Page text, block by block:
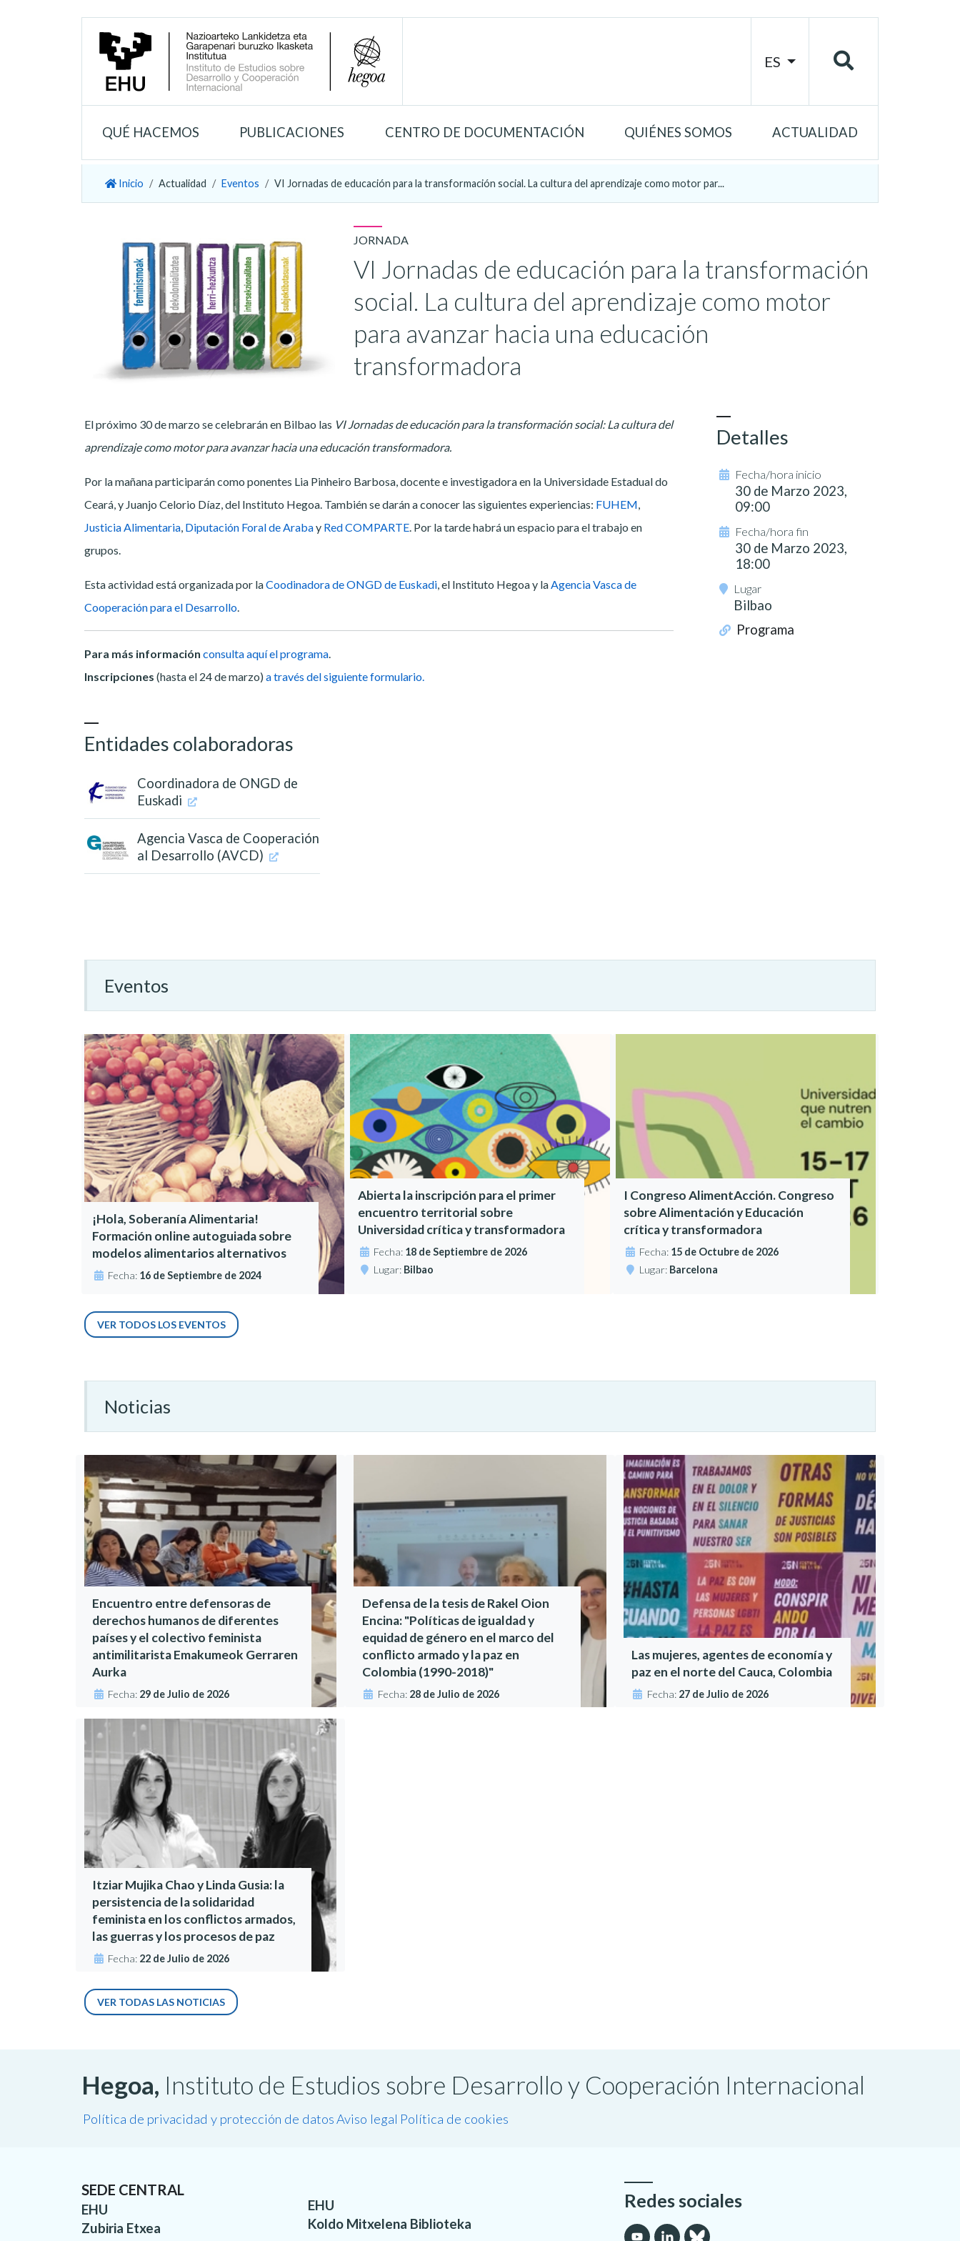
ES
QUÉ HACEMOS PUBLICACIONES CENTRO DE DOCUMENTACIÓN QUIÉNES SOMOS ACTUALIDAD
Inicio Actualidad Eventos VI Jornadas de educación para la transformación social. La cultura del aprendizaje como motor par...
JORNADA
VI Jornadas de educación para la transformación
social. La cultura del aprendizaje como motor
para avanzar hacia una educación
transformadora
El próximo 30 de marzo se celebrarán en Bilbao las VI Jornadas de educación para la transformación social: La cultura del
aprendizaje como motor para avanzar hacia una educación transformadora.
Por la mañana participarán como ponentes Lia Pinheiro Barbosa, docente e investigadora en la Universidade Estadual do
Ceará, y Juanjo Celorio Díaz, del Instituto Hegoa. También se darán a conocer las siguientes experiencias: FUHEM,
Justicia Alimentaria, Diputación Foral de Arabay Red COMPARTE. Por la tarde habrá un espacio para el trabajo en
grupos.
Esta actividad está organizada por laCoodinadora de ONGD de Euskadi, el Instituto Hegoa y laAgencia Vasca de
Cooperación para el Desarrollo.
Para más información consulta aquí el programa.
Inscripciones (hasta el 24 de marzo) a través del siguiente formulario.
Entidades colaboradoras
Coordinadora de ONGD de
Euskadi
Agencia Vasca de Cooperación
al Desarrollo (AVCD)
Detalles
Fecha/hora inicio
30 de Marzo 2023,
09:00
Fecha/hora fin
30 de Marzo 2023,
18:00
Lugar
Bilbao
Programa
Eventos
¡Hola, Soberanía Alimentaria!
Formación online autoguiada sobre
modelos alimentarios alternativos
Fecha: 16 de Septiembre de 2024
Abierta la inscripción para el primer
encuentro territorial sobre
Universidad crítica y transformadora
Fecha: 18 de Septiembre de 2026
Lugar: Bilbao
I Congreso AlimentAcción. Congreso
sobre Alimentación y Educación
crítica y transformadora
Fecha: 15 de Octubre de 2026
Lugar: Barcelona
VER TODOS LOS EVENTOS
Noticias
Encuentro entre defensoras de
derechos humanos de diferentes
países y el colectivo feminista
antimilitarista Emakumeok Gerraren
Aurka
Fecha: 29 de Julio de 2026
Defensa de la tesis de Rakel Oion
Encina: "Políticas de igualdad y
equidad de género en el marco del
conflicto armado y la paz en
Colombia (1990-2018)"
Fecha: 28 de Julio de 2026
Las mujeres, agentes de economía y
paz en el norte del Cauca, Colombia
Fecha: 27 de Julio de 2026
Itziar Mujika Chao y Linda Gusia: la
persistencia de la solidaridad
feminista en los conflictos armados,
las guerras y los procesos de paz
Fecha: 22 de Julio de 2026
VER TODAS LAS NOTICIAS
Hegoa, Instituto de Estudios sobre Desarrollo y Cooperación Internacional
Política de privacidad y protección de datosAviso legal Política de cookies
SEDE CENTRAL
EHU
Zubiria Etxea
EHU
Koldo Mitxelena Biblioteka
Redes sociales